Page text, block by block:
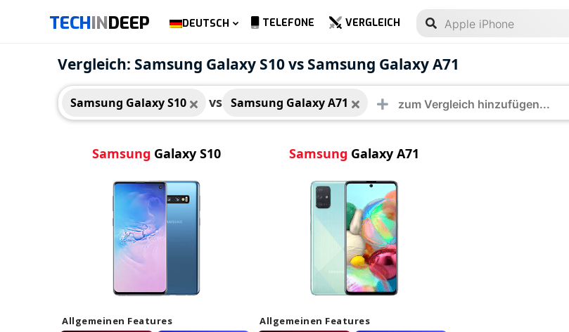
TECHINDEEP DEUTSCH TELEFONE VERGLEICH
Vergleich: Samsung Galaxy S10 vs Samsung Galaxy A71
Samsung Galaxy S10 vs Samsung Galaxy A71
Samsung Galaxy S10
Samsung Galaxy S10
Allgemeinen Features
Samsung Galaxy A71
Samsung Galaxy A71
Allgemeinen Features